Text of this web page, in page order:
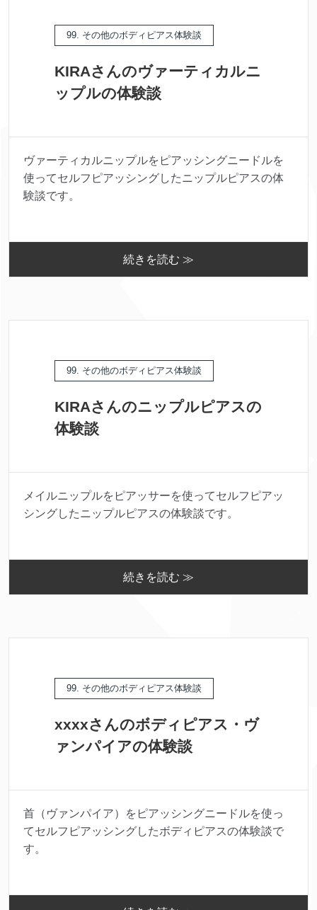
99. その他のボディピアス体験談
KIRAさんのヴァーティカルニ
ップルの体験談
ヴァーティカルニップルをピアッシングニードルを
使ってセルフピアッシングしたニップルピアスの体
験談です。
続きを読む ≫
99. その他のボディピアス体験談
KIRAさんのニップルピアスの
体験談
メイルニップルをピアッサーを使ってセルフピアッ
シングしたニップルピアスの体験談です。
続きを読む ≫
99. その他のボディピアス体験談
xxxxさんのボディピアス・ヴ
ァンパイアの体験談
首（ヴァンパイア）をピアッシングニードルを使っ
てセルフピアッシングしたボディピアスの体験談で
す。